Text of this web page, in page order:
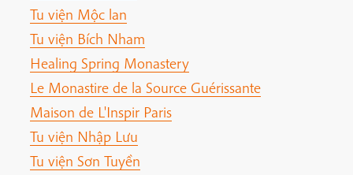
Tu viện Mộc lan
Tu viện Bích Nham
Healing Spring Monastery
Le Monastire de la Source Guérissante
Maison de L'Inspir Paris
Tu viện Nhập Lưu
Tu viện Sơn Tuyền